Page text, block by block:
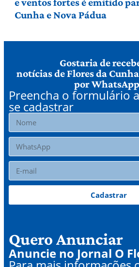
Cunha e Nova Pádua
Gostaria de
notícias de Flores da
por
Preencha o formulário
se cadastrar
Cadastrar
Quero Anunciar
Anuncie no Jornal O